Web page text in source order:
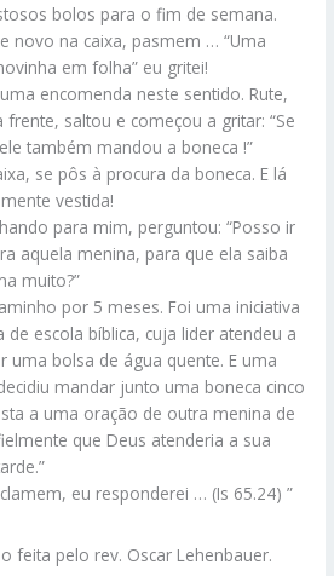
bolos para o fim de semana.
novo na caixa, pasmem … “Uma
em folha” eu gritei!
encomenda neste sentido. Rute,
saltou e começou a gritar: “Se
também mandou a boneca !”
se pôs à procura da boneca. E lá
vestida!
para mim, perguntou: “Posso ir
aquela menina, para que ela saiba
muito?”
por 5 meses. Foi uma iniciativa
escola bíblica, cuja lider atendeu a
uma bolsa de água quente. E uma
mandar junto uma boneca cinco
a uma oração de outra menina de
que Deus atenderia a sua
eu responderei … (Is 65.24) ”
feita pelo rev. Oscar Lehenbauer.